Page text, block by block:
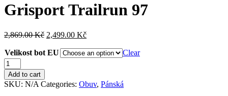
Grisport Trailrun 97
2,869.00Kč 2,499.00 Kč
Velikost bot EU
Clear
Grisport
Trailrun
97
quantity
Add to cart
SKU: N/A Categories: Obuv, Pánská